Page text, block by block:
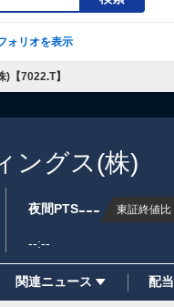
ォリオを表示
【7022.T】
ングス(株)
夜間PTS--- 東証終値比
--:--
関連ニュース 配当